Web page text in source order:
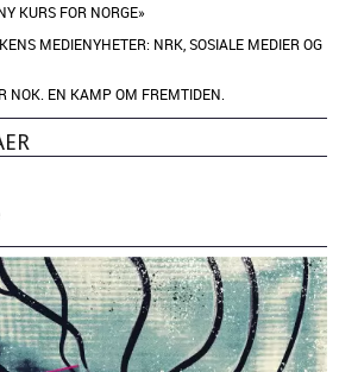
KURS FOR NORGE»
MEDIENYHETER: NRK, SOSIALE MEDIER OG
NOK. EN KAMP OM FREMTIDEN.